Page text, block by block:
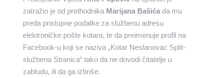
zatražio je od prethodnika Marijana Bašićada mu
preda pristupne podatke za službenu adresu
elektroničke pošte kotara, te da preimenuje profil na
Facebook-u koji se naziva „Kotar Neslanovac Split-
službena Stranica“ tako da ne dovodi čitatelje u
zabludu, ili da ga izbriše.